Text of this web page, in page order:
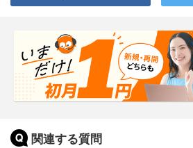
関連する質問